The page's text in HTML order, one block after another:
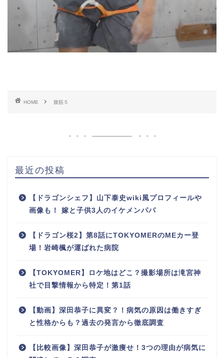
HOME 腹筋５
最近の投稿
【ドラゴンシェフ】山下泰史wiki風プロフィールや
画像も！ 嫁と子供3人のイケメンパパ
【ドラゴン桜2】第8話にTOKYOMERのMEカー登
場！岩崎楓が運ばれた病院
【TOKYOMER】ロケ地はどこ？撮影場所は滝宮神
社で目撃情報から特定！第1話
【動画】深田恭子に異変？！病気の原因は働きすぎ
と性格からも？過去の発言から徹底調査
【比較画像】深田恭子が激痩せ！3つの理由が病気に